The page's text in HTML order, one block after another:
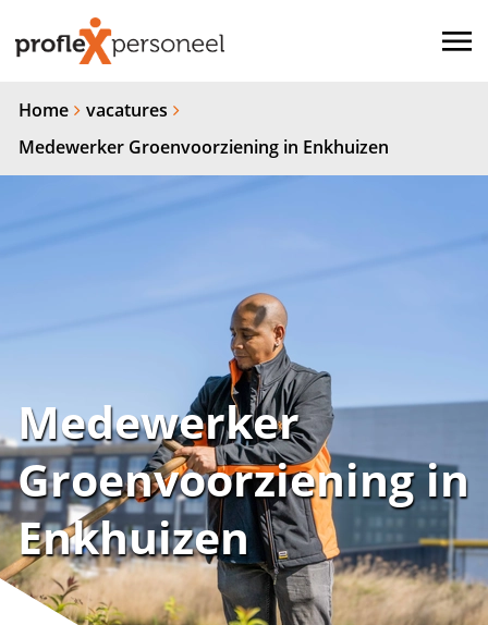
Home
vacatures
Medewerker Groenvoorziening in Enkhuizen
Medewerker
Groenvoorziening in
Enkhuizen